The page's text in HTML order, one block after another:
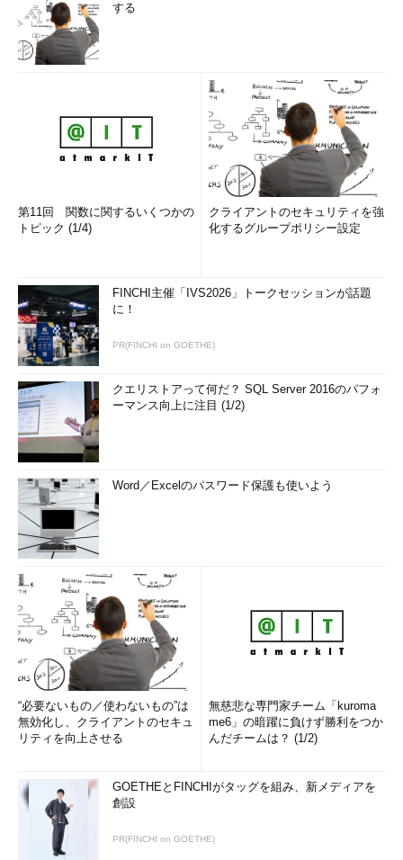
する
第11回 関数に関するいくつかの
トピック (1/4)
クライアントのセキュリティを強
化するグループポリシー設定
FINCHI主催「IVS2026」トークセッションが話題
に！
PR(FINCHI on GOETHE)
クエリストアって何だ？ SQL Server 2016のパフォ
ーマンス向上に注目 (1/2)
Word／Excelのパスワード保護も使いよう
“必要ないもの／使わないもの”は
無効化し、クライアントのセキュ
リティを向上させる
無慈悲な専門家チーム「kuroma
me6」の暗躍に負けず勝利をつか
んだチームは？ (1/2)
GOETHEとFINCHIがタッグを組み、新メディアを
創設
PR(FINCHI on GOETHE)